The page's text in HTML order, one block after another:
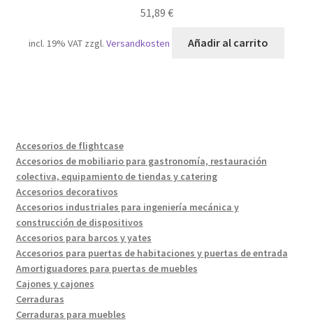
51,89 €
incl. 19% VAT zzgl.Versandkosten Añadir al carrito
Accesorios de flightcase
Accesorios de mobiliario para gastronomía, restauración
colectiva, equipamiento de tiendas y catering
Accesorios decorativos
Accesorios industriales para ingeniería mecánica y
construcción de dispositivos
Accesorios para barcos y yates
Accesorios para puertas de habitaciones y puertas de entrada
Amortiguadores para puertas de muebles
Cajones y cajones
Cerraduras
Cerraduras para muebles